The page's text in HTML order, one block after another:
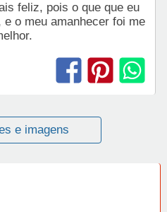
feliz, pois o que que eu
o meu amanhecer foi me
e imagens